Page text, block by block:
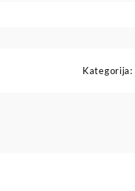
Kategorija: